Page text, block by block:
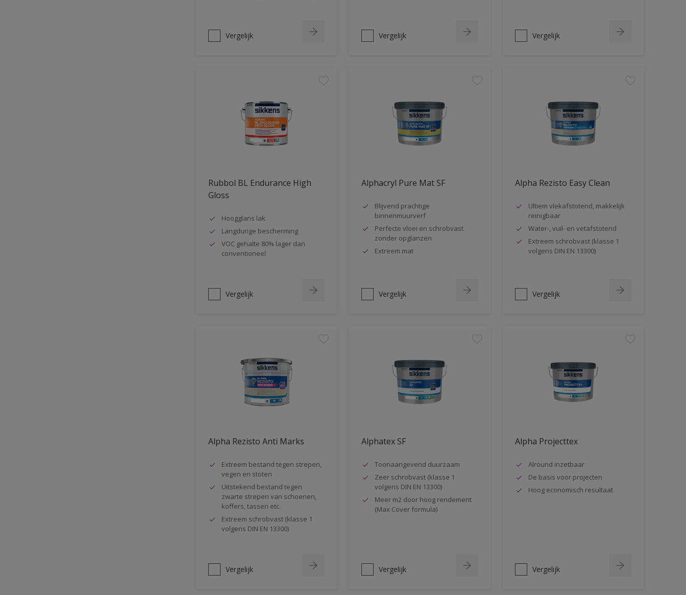
Vergelijk Vergelijk Vergelijk
Rubbol BL Endurance High
Gloss
Hoogglans lak
Langdurige bescherming
VOC gehalte 80% lager dan
conventioneel
Vergelijk
Alphacryl Pure Mat SF
Blijvend prachtige
binnenmuurverf
Perfecte vloei en schrobvast
zonder opglanzen
Extreem mat
Vergelijk
Alpha Rezisto Easy Clean
Ultiem vlekafstotend, makkelijk
reinigbaar
Water-, vuil- en vetafstotend
Extreem schrobvast (klasse 1
volgens DIN EN 13300)
Vergelijk
Alpha Rezisto Anti Marks
Extreem bestand tegen strepen,
vegen en stoten
Uitstekend bestand tegen
zwarte strepen van schoenen,
koffers, tassen etc.
Extreem schrobvast (klasse 1
volgens DIN EN 13300)
Vergelijk
Alphatex SF
Toonaangevend duurzaam
Zeer schrobvast (klasse 1
volgens DIN EN 13300)
Meer m2 door hoog rendement
(Max Cover formula)
Vergelijk
Alpha Projecttex
Alround inzetbaar
De basis voor projecten
Hoog economisch resultaat
Vergelijk